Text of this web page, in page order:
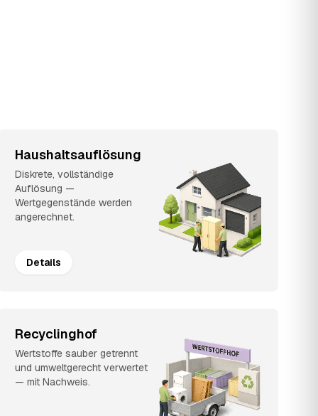
Haushaltsauflösung
Diskrete, vollständige
Auflösung —
Wertgegenstände werden
angerechnet.
Details
Recyclinghof
Wertstoffe sauber getrennt
und umweltgerecht verwertet
— mit Nachweis.